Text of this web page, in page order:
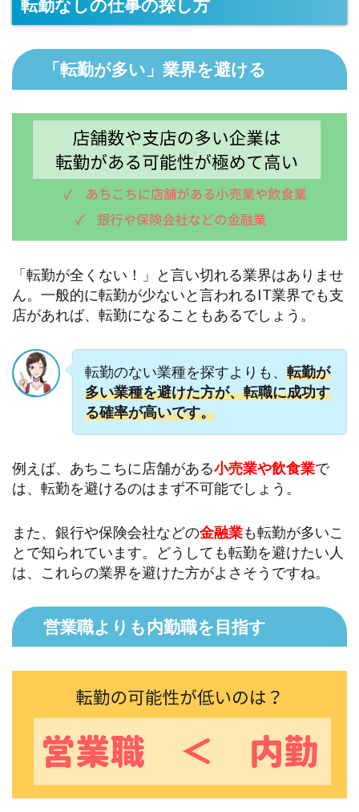
転勤なしの仕事の探し方
「転勤が多い」業界を避ける
「転勤が全くない！」と言い切れる業界はありませ
ん。一般的に転勤が少ないと言われるIT業界でも支
店があれば、転勤になることもあるでしょう。
転勤のない業種を探すよりも、 転勤が
多い業種を避けた方が、転職に成功す
る確率が高いです。
例えば、あちこちに店舗がある小売業や飲食業で
は、転勤を避けるのはまず不可能でしょう。
また、銀行や保険会社などの金融業も転勤が多いこ
とで知られています。どうしても転勤を避けたい人
は、これらの業界を避けた方がよさそうですね。
営業職よりも内勤職を目指す